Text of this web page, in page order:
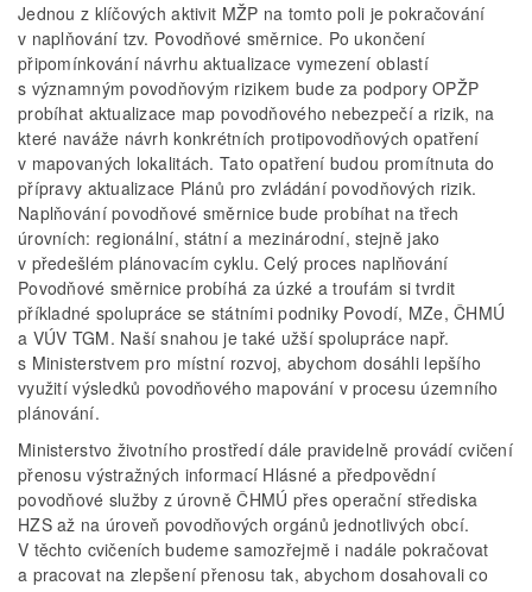
Jednou z klíčových aktivit MŽP na tomto poli je pokračování
v naplňování tzv. Povodňové směrnice. Po ukončení
připomínkování návrhu aktualizace vymezení oblastí
s významným povodňovým rizikem bude za podpory OPŽP
probíhat aktualizace map povodňového nebezpečí a rizik, na
které naváže návrh konkrétních protipovodňových opatření
v mapovaných lokalitách. Tato opatření budou promítnuta do
přípravy aktualizace Plánů pro zvládání povodňových rizik.
Naplňování povodňové směrnice bude probíhat na třech
úrovních: regionální, státní a mezinárodní, stejně jako
v předešlém plánovacím cyklu. Celý proces naplňování
Povodňové směrnice probíhá za úzké a troufám si tvrdit
příkladné spolupráce se státními podniky Povodí, MZe, ČHMÚ
a VÚV TGM. Naší snahou je také užší spolupráce např.
s Ministerstvem pro místní rozvoj, abychom dosáhli lepšího
využití výsledků povodňového mapování v procesu územního
plánování.
Ministerstvo životního prostředí dále pravidelně provádí cvičení
přenosu výstražných informací Hlásné a předpovědní
povodňové služby z úrovně ČHMÚ přes operační střediska
HZS až na úroveň povodňových orgánů jednotlivých obcí.
V těchto cvičeních budeme samozřejmě i nadále pokračovat
a pracovat na zlepšení přenosu tak, abychom dosahovali co